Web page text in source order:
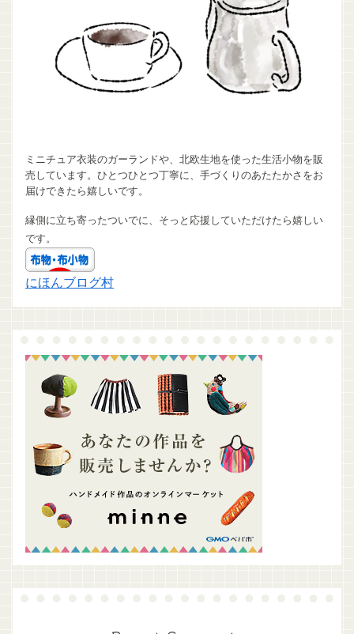
ミニチュア衣装のガーランドや、北欧生地を使った生活小物を販
売しています。ひとつひとつ丁寧に、手づくりのあたたかさをお
届けできたら嬉しいです。
縁側に立ち寄ったついでに、そっと応援していただけたら嬉しい
です。
にほんブログ村